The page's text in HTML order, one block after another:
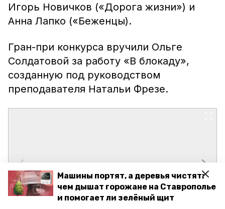
Машины портят, а деревья чистят:
чем дышат горожане на Ставрополье
и помогает ли зелёный щит
Игорь Новичков («Дорога жизни») и
Анна Лапко («Беженцы).
Гран-при конкурса вручили Ольге
Солдатовой за работу «В блокаду»,
созданную под руководством
преподавателя Натальи Фрезе.